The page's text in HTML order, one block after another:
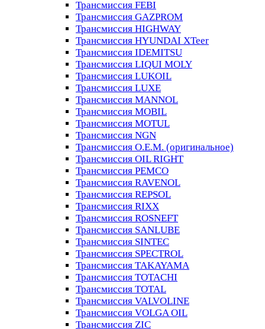
Трансмиссия FEBI
Трансмиссия GAZPROM
Трансмиссия HIGHWAY
Трансмиссия HYUNDAI XTeer
Трансмиссия IDEMITSU
Трансмиссия LIQUI MOLY
Трансмиссия LUKOIL
Трансмиссия LUXE
Трансмиссия MANNOL
Трансмиссия MOBIL
Трансмиссия MOTUL
Трансмиссия NGN
Трансмиссия O.E.M. (оригинальное)
Трансмиссия OIL RIGHT
Трансмиссия PEMCO
Трансмиссия RAVENOL
Трансмиссия REPSOL
Трансмиссия RIXX
Трансмиссия ROSNEFT
Трансмиссия SANLUBE
Трансмиссия SINTEC
Трансмиссия SPECTROL
Трансмиссия TAKAYAMA
Трансмиссия TOTACHI
Трансмиссия TOTAL
Трансмиссия VALVOLINE
Трансмиссия VOLGA OIL
Трансмиссия ZIC